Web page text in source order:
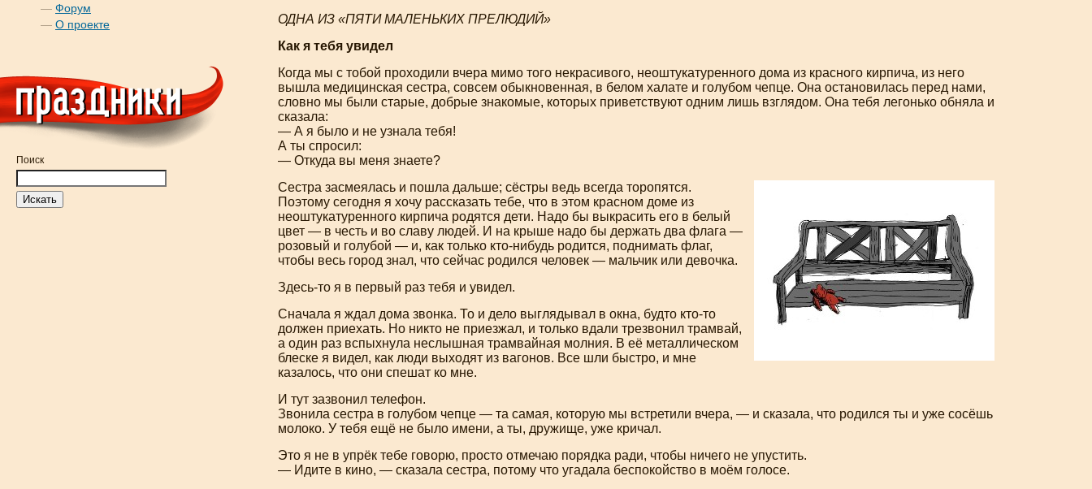
— Форум
— О проекте
Поиск
ОДНА ИЗ «ПЯТИ МАЛЕНЬКИХ ПРЕЛЮДИЙ»
Как я тебя увидел
Когда мы с тобой проходили вчера мимо того некрасивого, неоштукатуренного дома из красного кирпича, из него
вышла медицинская сестра, совсем обыкновенная, в белом халате и голубом чепце. Она остановилась перед нами,
словно мы были старые, добрые знакомые, которых приветствуют одним лишь взглядом. Она тебя легонько обняла и
сказала:
— А я было и не узнала тебя!
А ты спросил:
— Откуда вы меня знаете?
Сестра засмеялась и пошла дальше; сёстры ведь всегда торопятся.
Поэтому сегодня я хочу рассказать тебе, что в этом красном доме из
неоштукатуренного кирпича родятся дети. Надо бы выкрасить его в белый
цвет — в честь и во славу людей. И на крыше надо бы держать два флага —
розовый и голубой — и, как только кто-нибудь родится, поднимать флаг,
чтобы весь город знал, что сейчас родился человек — мальчик или девочка.
Здесь-то я в первый раз тебя и увидел.
Сначала я ждал дома звонка. То и дело выглядывал в окна, будто кто-то
должен приехать. Но никто не приезжал, и только вдали трезвонил трамвай,
а один раз вспыхнула неслышная трамвайная молния. В её металлическом
блеске я видел, как люди выходят из вагонов. Все шли быстро, и мне
казалось, что они спешат ко мне.
И тут зазвонил телефон.
Звонила сестра в голубом чепце — та самая, которую мы встретили вчера, — и сказала, что родился ты и уже сосёшь
молоко. У тебя ещё не было имени, а ты, дружище, уже кричал.
Это я не в упрёк тебе говорю, просто отмечаю порядка ради, чтобы ничего не упустить.
— Идите в кино, — сказала сестра, потому что угадала беспокойство в моём голосе.